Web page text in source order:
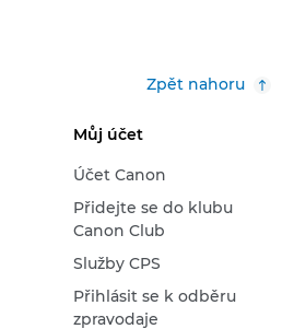
Zpět nahoru
Můj účet
Účet Canon
Přidejte se do klubu
Canon Club
Služby CPS
Přihlásit se k odběru
zpravodaje